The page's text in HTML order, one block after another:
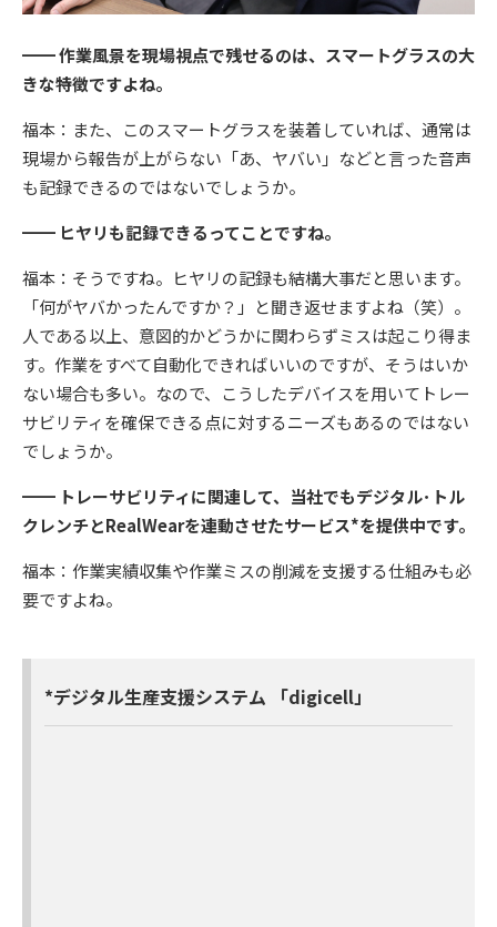
━━ 作業風景を現場視点で残せるのは、スマートグラスの大
きな特徴ですよね。
福本：また、このスマートグラスを装着していれば、通常は
現場から報告が上がらない「あ、ヤバい」などと言った音声
も記録できるのではないでしょうか。
━━ ヒヤリも記録できるってことですね。
福本：そうですね。ヒヤリの記録も結構大事だと思います。
「何がヤバかったんですか？」と聞き返せますよね（笑）。
人である以上、意図的かどうかに関わらずミスは起こり得ま
す。作業をすべて自動化できればいいのですが、そうはいか
ない場合も多い。なので、こうしたデバイスを用いてトレー
サビリティを確保できる点に対するニーズもあるのではない
でしょうか。
━━ トレーサビリティに関連して、当社でもデジタル･トル
クレンチとRealWearを連動させたサービス*を提供中です。
福本：作業実績収集や作業ミスの削減を支援する仕組みも必
要ですよね。
*デジタル生産支援システム 「digicell」